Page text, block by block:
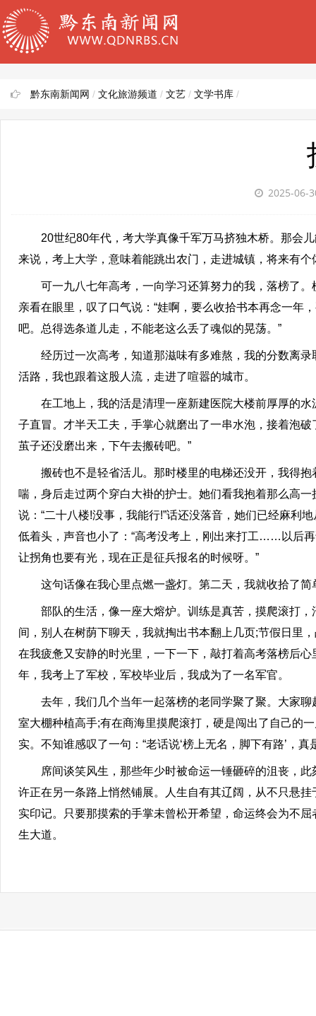
黔东南新闻网 / 文化旅游频道 / 文艺 / 文学书库 /
2025-06-
20世纪80年代，考大学真像千军万马挤独木桥。那会儿
来说，考上大学，意味着能跳出农门，走进城镇，将来有
可一九八七年高考，一向学习还算努力的我，落榜了。
亲看在眼里，叹了口气说：“娃啊，要么收拾书本再念一年
吧。总得选条道儿走，不能老这么丢了魂似的晃荡。”
经历过一次高考，知道那滋味有多难熬，我的分数离录
活路，我也跟着这股人流，走进了喧嚣的城市。
在工地上，我的活是清理一座新建医院大楼前厚厚的水
子直冒。才半天工夫，手掌心就磨出了一串水泡，接着泡
茧子还没磨出来，下午去搬砖吧。”
搬砖也不是轻省活儿。那时楼里的电梯还没开，我得抱
喘，身后走过两个穿白大褂的护士。她们看我抱着那么高
说：“二十八楼!没事，我能行!”话还没落音，她们已经麻利
低着头，声音也小了：“高考没考上，刚出来打工……以后
让拐角也要有光，现在正是征兵报名的时候呀。”
这句话像在我心里点燃一盏灯。第二天，我就收拾了简
部队的生活，像一座大熔炉。训练是真苦，摸爬滚打，
间，别人在树荫下聊天，我就掏出书本翻上几页;节假日里
在我疲惫又安静的时光里，一下一下，敲打着高考落榜后
年，我考上了军校，军校毕业后，我成为了一名军官。
去年，我们几个当年一起落榜的老同学聚了聚。大家聊
室大棚种植高手;有在商海里摸爬滚打，硬是闯出了自己的
实。不知谁感叹了一句：“老话说‘榜上无名，脚下有路’，
席间谈笑风生，那些年少时被命运一锤砸碎的沮丧，此
许正在另一条路上悄然铺展。人生自有其辽阔，从不只悬
实印记。只要那摸索的手掌未曾松开希望，命运终会为不
生大道。